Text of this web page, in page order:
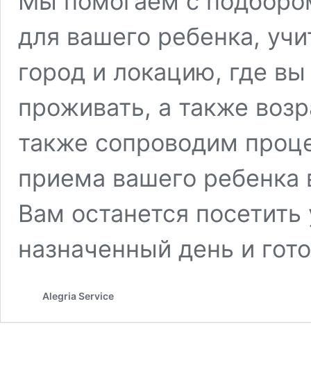
для вашего ребенка,
город и локацию, где
проживать, а также
также сопроводим
приема вашего
Вам останется
назначенный день и
Alegria Service